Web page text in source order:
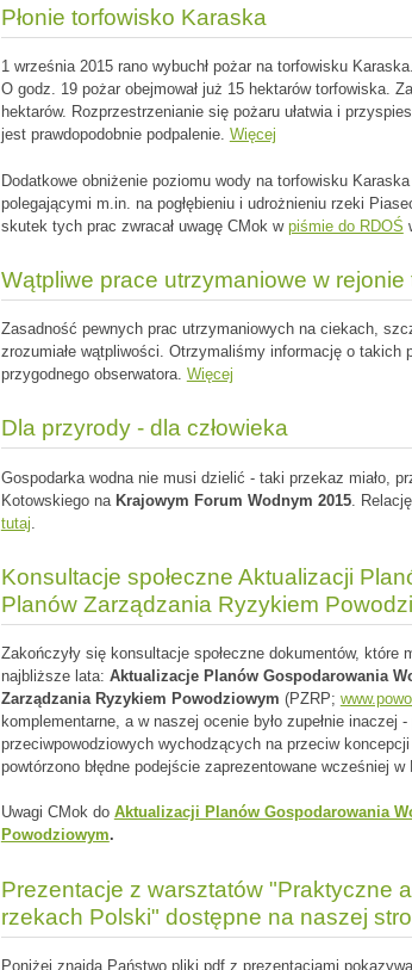
Płonie torfowisko Karaska
1 września 2015 rano wybuchł pożar na torfowisku
O godz. 19 pożar obejmował już 15 hektarów torfowiska.
hektarów. Rozprzestrzenianie się pożaru ułatwia i
jest prawdopodobnie podpalenie. Więcej
Dodatkowe obniżenie poziomu wody na torfowisku
polegającymi m.in. na pogłębieniu i udrożnieniu rzeki
skutek tych prac zwracał uwagę CMok w piśmie do RDOŚ
Wątpliwe prace utrzymaniowe w
Zasadność pewnych prac utrzymaniowych na ciekach,
zrozumiałe wątpliwości. Otrzymaliśmy informację o takich
przygodnego obserwatora. Więcej
Dla przyrody - dla człowieka
Gospodarka wodna nie musi dzielić - taki przekaz miało,
Kotowskiego na Krajowym Forum Wodnym 2015.
tutaj
Konsultacje społeczne Aktualizacji
Planów Zarządzania Ryzykiem
Zakończyły się konsultacje społeczne dokumentów,
najbliższe lata: Aktualizacje Planów Gospodarowania
Zarządzania Ryzykiem Powodziowym (PZRP;
komplementarne, a w naszej ocenie było zupełnie
przeciwpowodziowych wychodzących na przeciw
powtórzono błędne podejście zaprezentowane wcześniej w
Uwagi CMok do Aktualizacji Planów Gospodarowania
Powodziowym.
Prezentacje z warsztatów "Praktyczne
rzekach Polski" dostępne na naszej
Poniżej znajdą Państwo pliki pdf z prezentacjami